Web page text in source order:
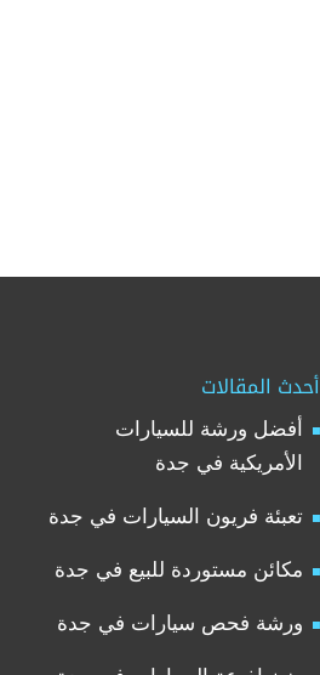
أحدث المقالات
أفضل ورشة للسيارات
الأمريكية في جدة
تعبئة فريون السيارات في جدة
مكائن مستوردة للبيع في جدة
ورشة فحص سيارات في جدة